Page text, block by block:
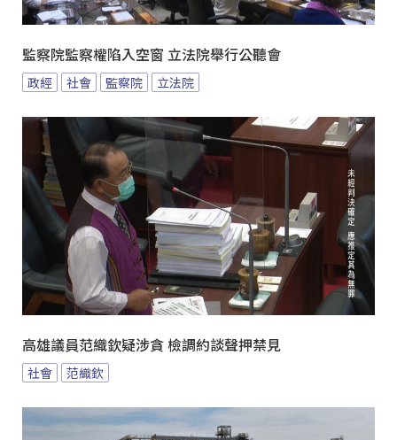
監察院監察權陷入空窗 立法院舉行公聽會
政經 社會 監察院 立法院
高雄議員范織欽疑涉貪 檢調約談聲押禁見
社會 范織欽